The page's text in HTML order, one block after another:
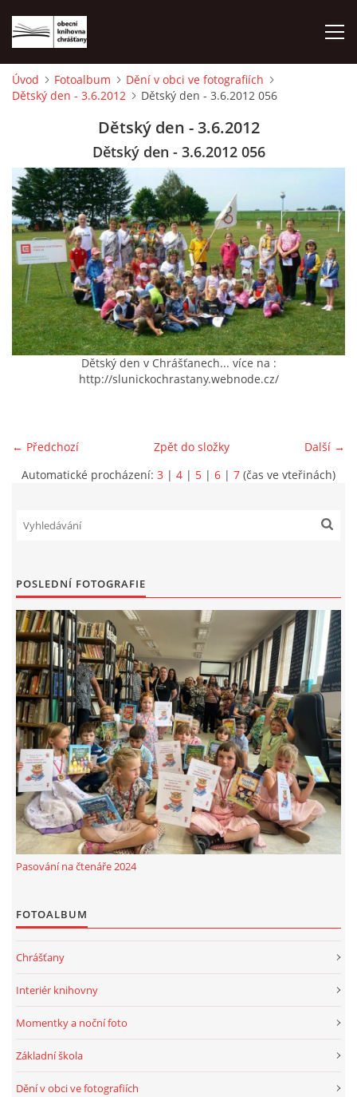
ÚVOD
LETNÍ KINO 2026
VÝPŮJČNÍ DOBA
KONTAKTY
ON-LINE KATALOG
WEBOVÁ KAMERA
VIDEA Z DRONU
"KNIHOBUDKY"
ČASOSBĚRY - CHRÁŠŤANY
PROJEKT FLYNN "KNIHOVNA" CARSEN
E-KNIHY DO KAŽDÉ KNIHOVNY
GRANTY A DOTACE
MOBILNÍ APLIKACE
FREE WIFI
VÝZNAČNÍ RODÁCI
PODĚKOVÁNÍ
SLUŽBY
Úvod Fotoalbum
Dění v obci ve fotografiích
Dětský den - 3.6.2012
Dětský den - 3.6.2012 056
Dětský den - 3.6.2012
Dětský den - 3.6.2012 056
Dětský den v Chrášťanech... více na :
http://slunickochrastany.webnode.cz/
← Předchozí Další →
Zpět do složky
Automatické procházení: 3 | 4 | 5 | 6 | 7 (čas ve vteřinách)
POSLEDNÍ FOTOGRAFIE
Pasování na čtenáře 2024
FOTOALBUM
Chrášťany
Interiér knihovny
Momentky a noční foto
Základní škola
Dění v obci ve fotografiích